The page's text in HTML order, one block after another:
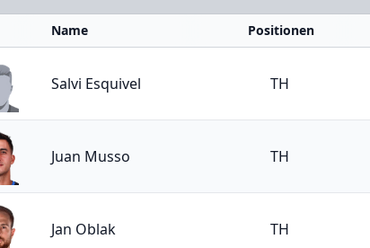
Name Positionen
Salvi Esquivel TH
Juan Musso TH
Jan Oblak TH